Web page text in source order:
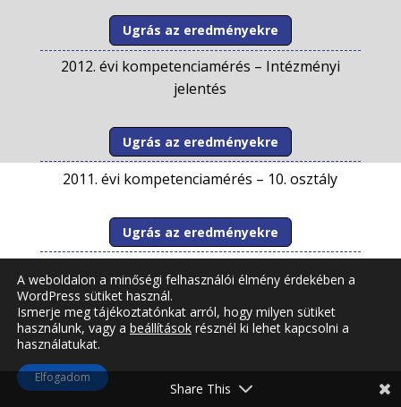
Ugrás az eredményekre
2012. évi kompetenciamérés – Intézményi
jelentés
Ugrás az eredményekre
2011. évi kompetenciamérés – 10. osztály
Ugrás az eredményekre
jelentés
2011. évi kompetenciamérés –
A weboldalon a minőségi felhasználói élmény érdekében a
WordPress sütiket használ.
Ismerje meg tájékoztatónkat arról, hogy milyen sütiket
használunk, vagy a beállítások résznél ki lehet kapcsolni a
használatukat.
Elfogadom
Share This